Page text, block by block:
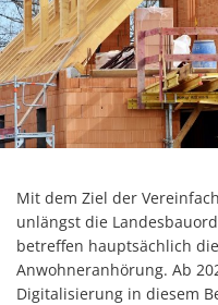
Mit dem Ziel der
unlängst die
betreffen hauptsächlich
Anwohneranhörung. Ab
Digitalisierung in diesem